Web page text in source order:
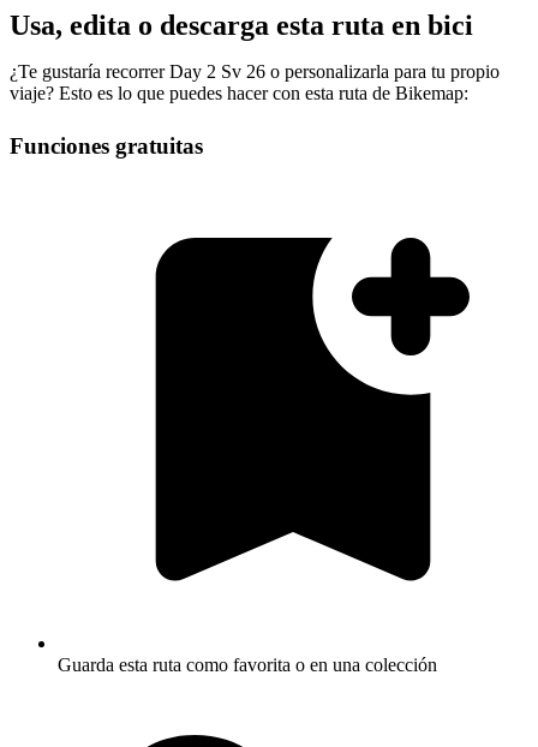
Usa, edita o descarga esta ruta en bici
¿Te gustaría recorrer Day 2 Sv 26 o personalizarla para tu propio
viaje? Esto es lo que puedes hacer con esta ruta de Bikemap:
Funciones gratuitas
Guarda esta ruta como favorita o en una colección